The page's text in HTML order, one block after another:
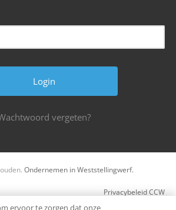
vergeten?
Ondernemen in Weststellingwerf.
Privacybeleid CCW
ervoor te zorgen dat onze